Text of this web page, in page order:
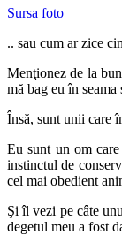
Sursa foto
.. sau cum ar zice
Menţionez de la
mă bag eu în
Însă, sunt unii care
Eu sunt un om
instinctul de
cel mai obedient
Şi îl vezi pe câte
degetul meu a fost